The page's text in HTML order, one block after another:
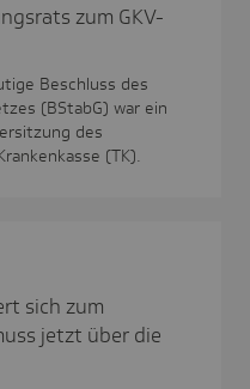
zum GKV-
Beschluss des
(BStabG) war ein
des
(TK).
sich zum
jetzt über die